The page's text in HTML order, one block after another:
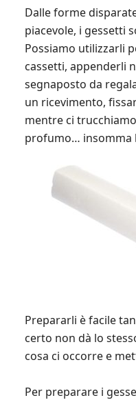
Dalle forme
piacevole, i gessetti
Possiamo utilizzarli
cassetti, appenderli
segnaposto da
un ricevimento,
mentre ci
profumo… insomma
Prepararli è facile
certo non dà lo
cosa ci occorre e
Per preparare i